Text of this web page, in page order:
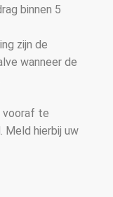
binnen 5
zijn de
wanneer de
vooraf te
. Meld hierbij uw